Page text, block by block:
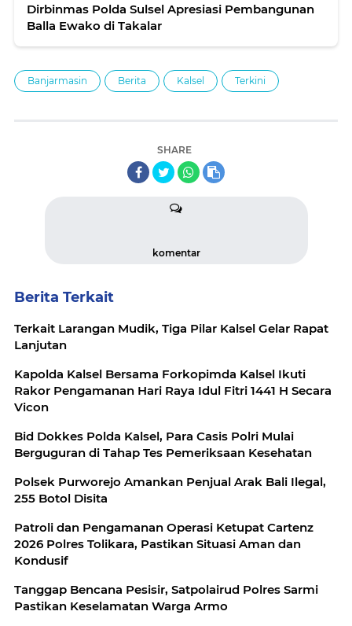
Dirbinmas Polda Sulsel Apresiasi Pembangunan
Balla Ewako di Takalar
Banjarmasin Berita Kalsel Terkini
SHARE
komentar
Berita Terkait
Terkait Larangan Mudik, Tiga Pilar Kalsel Gelar Rapat
Lanjutan
Kapolda Kalsel Bersama Forkopimda Kalsel Ikuti
Rakor Pengamanan Hari Raya Idul Fitri 1441 H Secara
Vicon
Bid Dokkes Polda Kalsel, Para Casis Polri Mulai
Berguguran di Tahap Tes Pemeriksaan Kesehatan
Polsek Purworejo Amankan Penjual Arak Bali Ilegal,
255 Botol Disita
Patroli dan Pengamanan Operasi Ketupat Cartenz
2026 Polres Tolikara, Pastikan Situasi Aman dan
Kondusif
Tanggap Bencana Pesisir, Satpolairud Polres Sarmi
Pastikan Keselamatan Warga Armo